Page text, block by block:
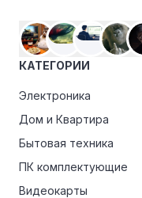
критериям,
эксклюзивные
пенсионеров.
КАТЕГОРИИ
Электроника
Дом и Квартира
Бытовая техника
ПК комплектующие
Видеокарты